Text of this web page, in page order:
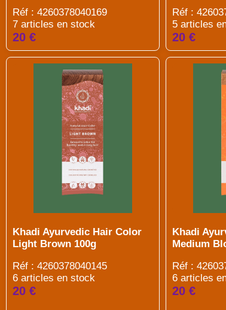
Réf : 4260378040169
7 articles en stock
20 €
Réf :
5 articles
20 €
Khadi Ayurvedic Hair Color
Light Brown 100g
Réf : 4260378040145
6 articles en stock
20 €
Khadi
Medium
Réf :
6 articles
20 €